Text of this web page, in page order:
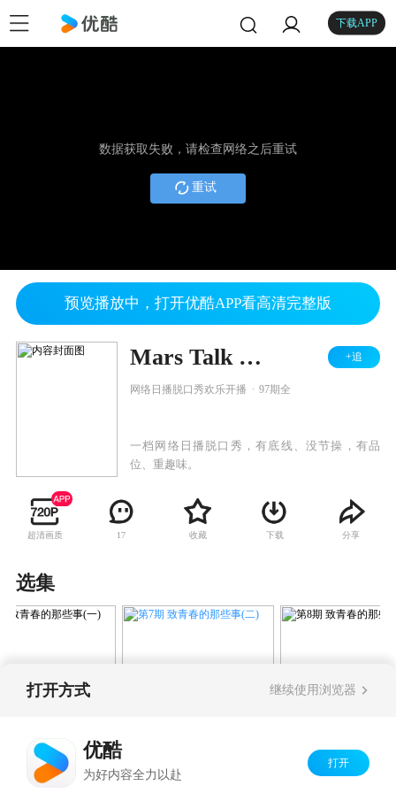
下载APP
数据获取失败，请检查网络之后重试
重试
预览播放中，打开优酷APP看高清完整版
Mars Talk 第一季 +追
网络日播脱口秀欢乐开播 97期全
一档网络日播脱口秀，有底线、没节操，有品
位、重趣味。
超清画质 17 收藏 下载 分享
选集
京ICP备06050721号-1
打开方式 继续使用浏览器
优酷
为好内容全力以赴
打开